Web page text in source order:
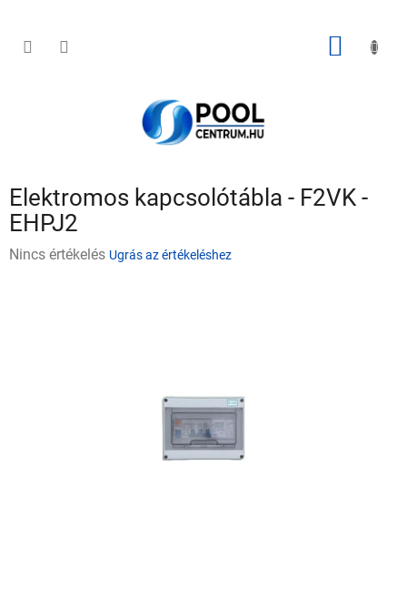
KOSÁR
Elektromos kapcsolótábla - F2VK -
EHPJ2
ANincs értékelés Ugrás az értékeléshez